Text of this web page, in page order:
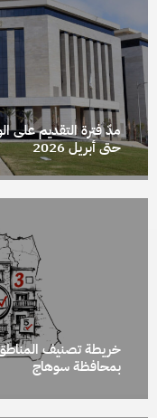
مدّ فترة التقديم على
حتى أبريل 2026
خريطة تصنيف
بمحافظة سوهاج